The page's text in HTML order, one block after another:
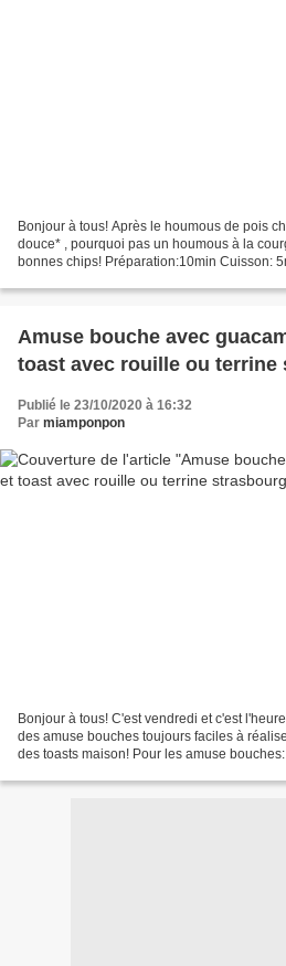
Bonjour à tous! Après le houmous de pois
douce* , pourquoi pas un houmous à la
bonnes chips! Préparation:10min Cuisson:
Amuse bouche avec
toast avec rouille ou terrine
Publié le 23/10/2020 à 16:32
Par miamponpon
Bonjour à tous! C'est vendredi et c'est
des amuse bouches toujours faciles à
des toasts maison! Pour les amuse